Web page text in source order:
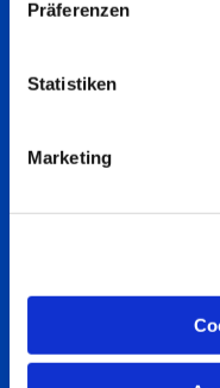
Präferenzen
Statistiken
Marketing